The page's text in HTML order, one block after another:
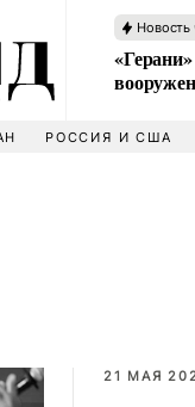
Новость
РОССИЯ И США
21 МАЯ